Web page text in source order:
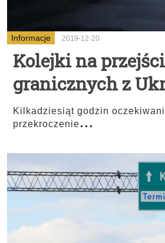
Informacje 2019-12-20
Kolejki na
granicznych z
Kilkadziesiąt godzin
przekroczenie...